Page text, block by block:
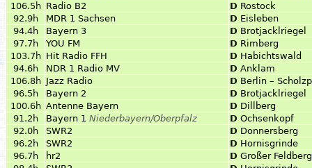
106.5h Radio B2 D Rostock
92.9h
MDR 1 Sachsen D Eisleben
94.4h
Bayern 3 D Brotjacklriegel
97.7h
YOU FM D Rimberg
103.7h Hit Radio FFH D Habichtswald
94.6h
NDR 1 Radio MV D Anklam
106.8h Jazz Radio D Berlin –
96.5h
Bayern 2 D Brotjacklriegel
100.6h Antenne Bayern D Dillberg
91.2h
Bayern 1 Niederbayern/Oberpfalz D Ochsenkopf
92.0h
SWR2 D Donnersberg
96.2h
SWR2 D Hornisgrinde
96.7h
hr2 D Großer